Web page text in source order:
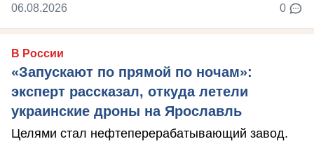
06.08.2026 0
В России
«Запускают по прямой по ночам»:
эксперт рассказал, откуда летели
украинские дроны на Ярославль
Целями стал нефтеперерабатывающий завод.